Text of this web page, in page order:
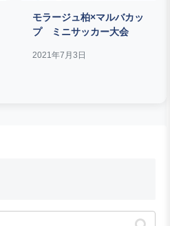
モラージュ柏×マルバカッ
プ ミニサッカー大会
2021年7月3日